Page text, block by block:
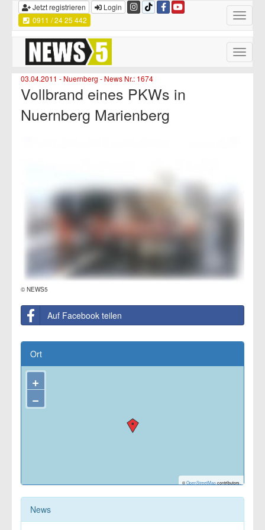
Toggle
Jetzt registrieren
Login
0911 / 24 25 442
Toggle
03.04.2011 - Nuernberg - News Nr.: 1674
Vollbrand eines PKWs in
Nuernberg Marienberg
© NEWS5
Auf Facebook teilen
Ort
+
−
© OpenStreetMapcontributors.
News